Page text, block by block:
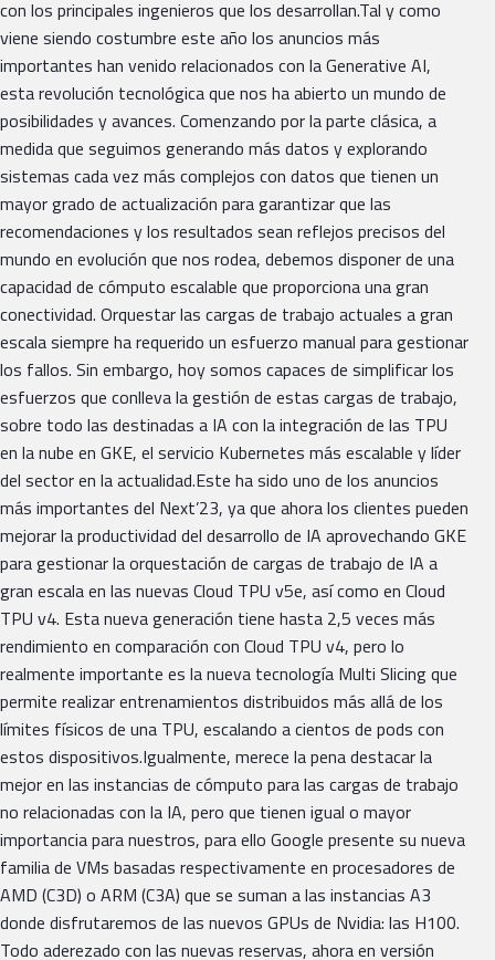
con los principales ingenieros que los desarrollan.Tal y como
viene siendo costumbre este año los anuncios más
importantes han venido relacionados con la Generative AI,
esta revolución tecnológica que nos ha abierto un mundo de
posibilidades y avances. Comenzando por la parte clásica, a
medida que seguimos generando más datos y explorando
sistemas cada vez más complejos con datos que tienen un
mayor grado de actualización para garantizar que las
recomendaciones y los resultados sean reflejos precisos del
mundo en evolución que nos rodea, debemos disponer de una
capacidad de cómputo escalable que proporciona una gran
conectividad. Orquestar las cargas de trabajo actuales a gran
escala siempre ha requerido un esfuerzo manual para gestionar
los fallos. Sin embargo, hoy somos capaces de simplificar los
esfuerzos que conlleva la gestión de estas cargas de trabajo,
sobre todo las destinadas a IA con la integración de las TPU
en la nube en GKE, el servicio Kubernetes más escalable y líder
del sector en la actualidad.Este ha sido uno de los anuncios
más importantes del Next’23, ya que ahora los clientes pueden
mejorar la productividad del desarrollo de IA aprovechando GKE
para gestionar la orquestación de cargas de trabajo de IA a
gran escala en las nuevas Cloud TPU v5e, así como en Cloud
TPU v4. Esta nueva generación tiene hasta 2,5 veces más
rendimiento en comparación con Cloud TPU v4, pero lo
realmente importante es la nueva tecnología Multi Slicing que
permite realizar entrenamientos distribuidos más allá de los
límites físicos de una TPU, escalando a cientos de pods con
estos dispositivos.Igualmente, merece la pena destacar la
mejor en las instancias de cómputo para las cargas de trabajo
no relacionadas con la IA, pero que tienen igual o mayor
importancia para nuestros, para ello Google presente su nueva
familia de VMs basadas respectivamente en procesadores de
AMD (C3D) o ARM (C3A) que se suman a las instancias A3
donde disfrutaremos de las nuevos GPUs de Nvidia: las H100.
Todo aderezado con las nuevas reservas, ahora en versión